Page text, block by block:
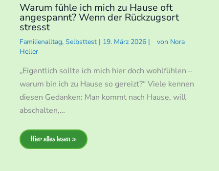
Warum fühle ich mich zu Hause oft
angespannt? Wenn der Rückzugsort
stresst
Familienalltag, Selbsttest | 19. März 2026 | von Nora
Heller
„Eigentlich sollte ich mich hier doch wohlfühlen –
warum bin ich zu Hause so gereizt?“ Viele kennen
diesen Gedanken: Man kommt nach Hause, will
abschalten,…
Hier alles lesen »